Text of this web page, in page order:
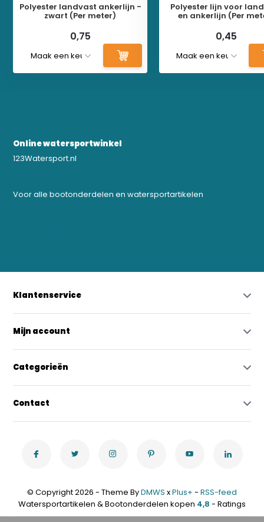
Polyester landvast ankerlijn -
zwart (Per meter)
0,75
Polyester lijn voor
en ankerlijn (Per
0,45
Online watersportwinkel
123Watersport.nl
Voor alle bootonderdelen en watersportartikelen
Klantenservice
Mijn account
Categorieën
Contact
© Copyright 2026 - Theme ByDMWS xPlus+ - RSS-feed
Watersportartikelen & Bootonderdelen kopen 4,8 - Ratings